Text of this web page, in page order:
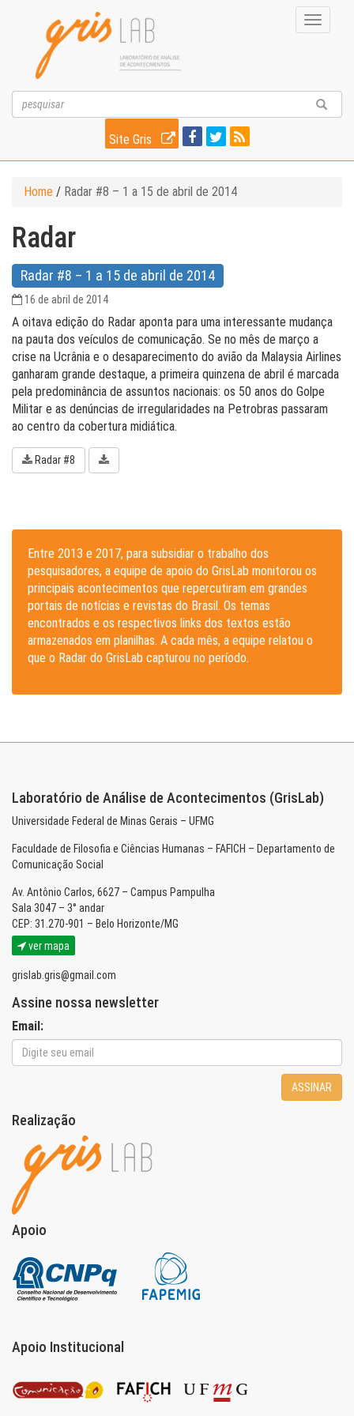
Toggle
Site Gris
Home / Radar #8 – 1 a 15 de abril de 2014
Radar
Radar #8 – 1 a 15 de abril de 2014
16 de abril de 2014
A oitava edição do Radar aponta para uma interessante mudança
na pauta dos veículos de comunicação. Se no mês de março a
crise na Ucrânia e o desaparecimento do avião da Malaysia Airlines
ganharam grande destaque, a primeira quinzena de abril é marcada
pela predominância de assuntos nacionais: os 50 anos do Golpe
Militar e as denúncias de irregularidades na Petrobras passaram
ao centro da cobertura midiática.
Radar #8
Entre 2013 e 2017, para subsidiar o trabalho dos
pesquisadores, a equipe de apoio do GrisLab monitorou os
principais acontecimentos que repercutiram em grandes
portais de notícias e revistas do Brasil. Os temas
encontrados e os respectivos links dos textos estão
armazenados em planilhas. A cada mês, a equipe relatou o
que o Radar do GrisLab capturou no período.
Laboratório de Análise de Acontecimentos (GrisLab)
Universidade Federal de Minas Gerais – UFMG
Faculdade de Filosofia e Ciências Humanas – FAFICH – Departamento de
Comunicação Social
Av. Antônio Carlos, 6627 – Campus Pampulha
Sala 3047 – 3° andar
CEP: 31.270-901 – Belo Horizonte/MG
ver mapa
grislab.gris@gmail.com
Assine nossa newsletter
Email:
ASSINAR
Realização
Apoio
Apoio Institucional